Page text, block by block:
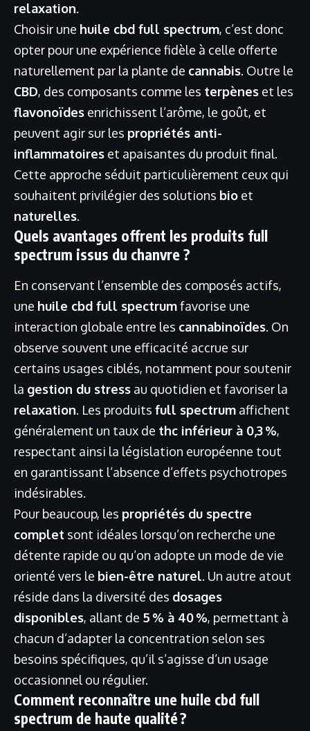
relaxation.
Choisir une huile cbd full spectrum, c’est donc
opter pour une expérience fidèle à celle offerte
naturellement par la plante de cannabis. Outre le
CBD, des composants comme les terpènes et les
flavonoïdes enrichissent l’arôme, le goût, et
peuvent agir sur les propriétés anti-
inflammatoires et apaisantes du produit final.
Cette approche séduit particulièrement ceux qui
souhaitent privilégier des solutions bio et
naturelles.
Quels avantages offrent les produits full
spectrum issus du chanvre ?
En conservant l’ensemble des composés actifs,
une huile cbd full spectrumfavorise une
interaction globale entre les cannabinoïdes. On
observe souvent une efficacité accrue sur
certains usages ciblés, notamment pour soutenir
la gestion du stress au quotidien et favoriser la
relaxation. Les produits full spectrum affichent
généralement un taux de thc inférieur à 0,3 %,
respectant ainsi la législation européenne tout
en garantissant l’absence d’effets psychotropes
indésirables.
Pour beaucoup, les propriétés du spectre
complet sont idéales lorsqu’on recherche une
détente rapide ou qu’on adopte un mode de vie
orienté vers le bien-être naturel. Un autre atout
réside dans la diversité des dosages
disponibles, allant de 5 % à 40 %, permettant à
chacun d’adapter la concentration selon ses
besoins spécifiques, qu’il s’agisse d’un usage
occasionnel ou régulier.
Comment reconnaître une huile cbd full
spectrum de haute qualité ?